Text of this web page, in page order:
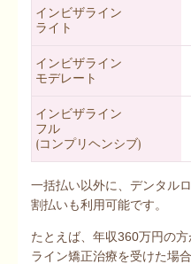
インビザライン
ライト
インビザライン
モデレート
インビザライン
フル
(コンプリヘンシブ)
一括払い以外に、デンタル
割払いも利用可能です。
たとえば、年収360万円の
ライン矯正治療を受けた場